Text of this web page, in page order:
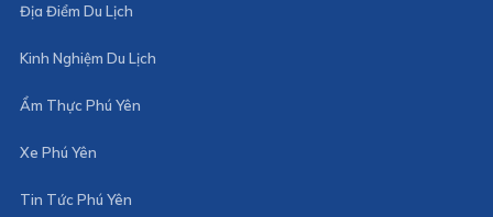
Địa Điểm Du Lịch
Kinh Nghiệm Du Lịch
Ẩm Thực Phú Yên
Xe Phú Yên
Tin Tức Phú Yên